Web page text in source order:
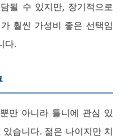
될 수 있지만, 장기적으로
훨씬 가성비 좋은 선택임
다.
만 아니라 틀니에 관심 있
습니다. 젊은 나이지만 치